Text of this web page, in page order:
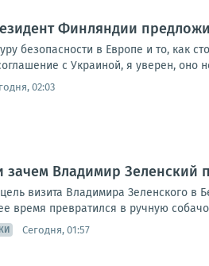
Финляндии
безопасности в Европе и то, как
с Украиной, я уверен, оно
02:03
зачем Владимир Зеленский
визита Владимира Зеленского
время превратился в ручную
Сегодня, 01:57